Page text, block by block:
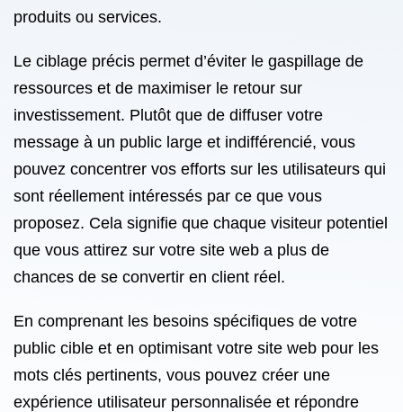
produits ou services.
Le ciblage précis permet d’éviter le gaspillage de
ressources et de maximiser le retour sur
investissement. Plutôt que de diffuser votre
message à un public large et indifférencié, vous
pouvez concentrer vos efforts sur les utilisateurs qui
sont réellement intéressés par ce que vous
proposez. Cela signifie que chaque visiteur potentiel
que vous attirez sur votre site web a plus de
chances de se convertir en client réel.
En comprenant les besoins spécifiques de votre
public cible et en optimisant votre site web pour les
mots clés pertinents, vous pouvez créer une
expérience utilisateur personnalisée et répondre